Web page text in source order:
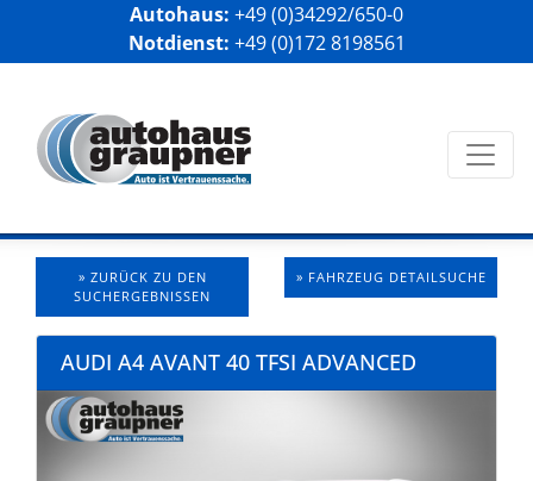
Autohaus: +49 (0)34292/650-0
Notdienst: +49 (0)172 8198561
» ZURÜCK ZU DEN
SUCHERGEBNISSEN
» FAHRZEUG DETAILSUCHE
AUDI A4 AVANT 40 TFSI ADVANCED